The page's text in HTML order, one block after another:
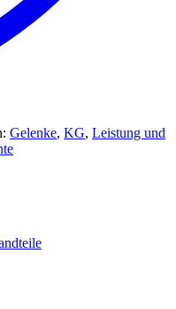
Gelenke, KG, Leistung und